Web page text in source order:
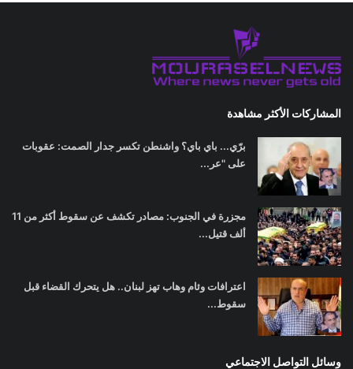
المشاركات الأكثر مشاهدة
برّي... باي باي؟ واشنطن تكسر جدار الصمت: عقوبات
على "عر...
مجزرة في الجنوب: مصادر تكشف عن سقوط أكثر من 11
ألف قتيل...
اعترافات وئام وهاب تهز لبنان.. هل يتحرك القضاء قبل
سقوط...
وسائل التواصل الاجتماعي